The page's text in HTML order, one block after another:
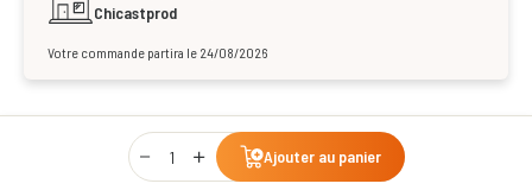
Chicastprod
Votre commande partira le 24/08/2026
Qty
Ajouter au panier